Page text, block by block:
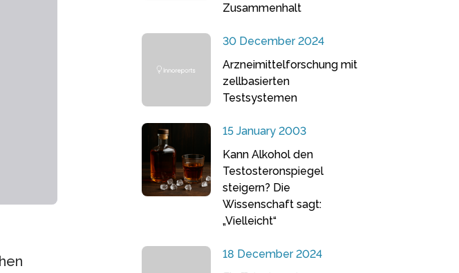
Zusammenhalt
30 December 2024
Arzneimittelforschung mit
zellbasierten
Testsystemen
15 January 2003
Kann Alkohol den
Testosteronspiegel
steigern? Die
Wissenschaft sagt:
„Vielleicht“
18 December 2024